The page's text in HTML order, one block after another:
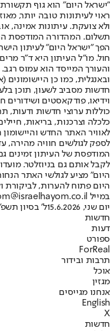
"ישראל היום" הוא גוף
ראוי לעיתונות טובה יותר,
ולא צועקת. עיתונות אמינה,
הפך "ישראל היום" לעיתון
חול. מו"ל העיתון היא ד"ר
והעורך המייסד הוא עמוס
חדשות מסביב לשעון, תוכן
וידיאו, פודקאסטים ושידורים
כוללות ערוצי חדשות ודעות,
לאוויר האתר החדש
לספק לגולשים חוויה מהירה,
המודפסת של העיתון זמינים
לקבל אותם גם בניוזלטר.
היום" מציע לגולשי האתר
היום פתוח להערות, לביקורת
במייל hayom@israelhayom.co.il.
יום שני, 15.6.2026
ל' בסיון
חדשות
דעות
ספורט
ForReal
תרבות ובידור
אוכל
מגזין
אנחנו מגייסים
English
X
חדשות